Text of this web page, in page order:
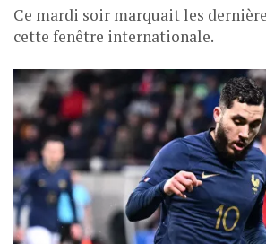
Ce mardi soir marquait les
cette fenêtre internationale.